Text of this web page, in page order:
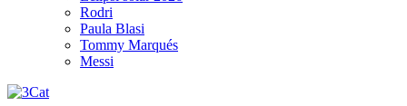
Rodri
Paula Blasi
Tommy Marqués
Messi